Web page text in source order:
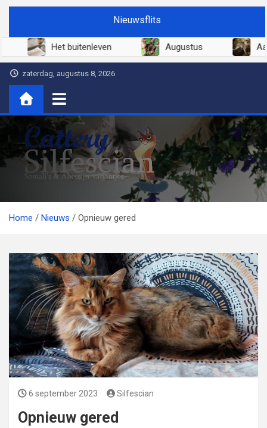
Ga
de
Nieuwsflits
Juni 2026 Het buitenleven
zaterdag, augustus 8, 2026
Cattery Silfescian
Somali's en soms Abessijn-variantjes
Home
Nieuws Opnieuw gered
6 september 2023 Silfescian
Opnieuw gered